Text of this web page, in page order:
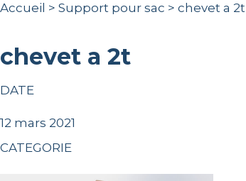
Accueil > Support pour sac > chevet a 2t
chevet a 2t
DATE
12 mars 2021
CATEGORIE